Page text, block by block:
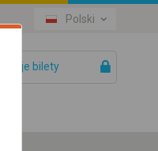
Polski
Twoje bilety